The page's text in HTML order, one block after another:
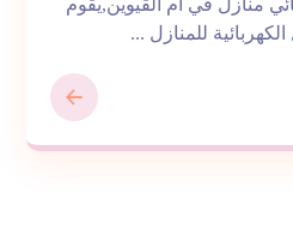
منازل في ام القيوين,يقوم
للمنازل ...